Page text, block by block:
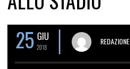
25 GIU
2018
REDAZIONE